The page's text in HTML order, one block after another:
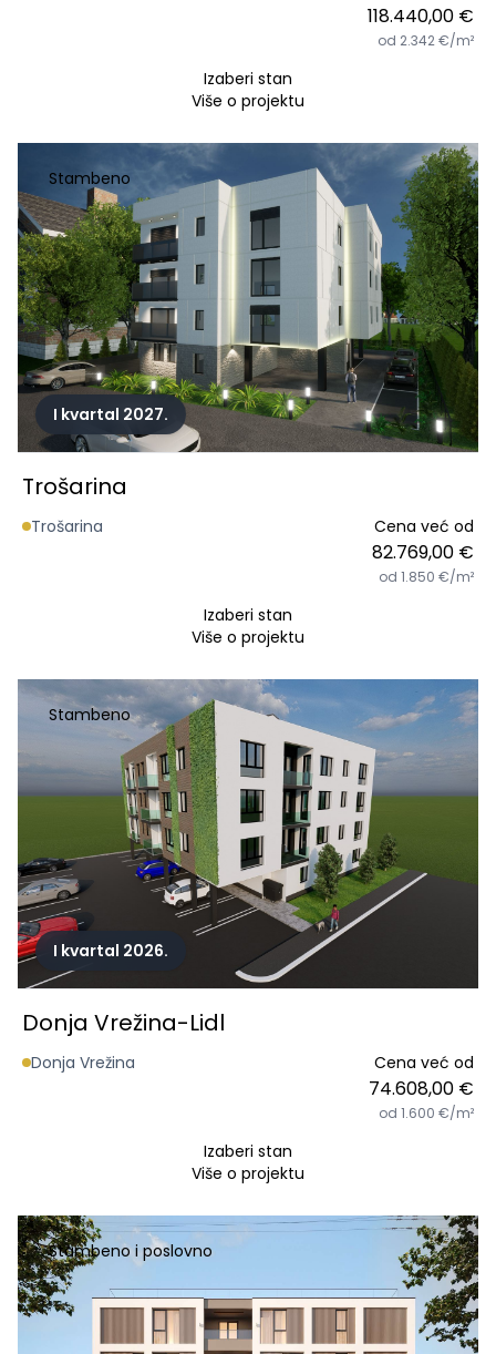
118.440,00 €
od 2.342 €/m²
Izaberi stan
Više o projektu
Stambeno
I kvartal 2027.
Trošarina
Trošarina Cena već od
82.769,00 €
od 1.850 €/m²
Izaberi stan
Više o projektu
Stambeno
I kvartal 2026.
Donja Vrežina-Lidl
Donja Vrežina Cena već od
74.608,00 €
od 1.600 €/m²
Izaberi stan
Više o projektu
Stambeno i poslovno